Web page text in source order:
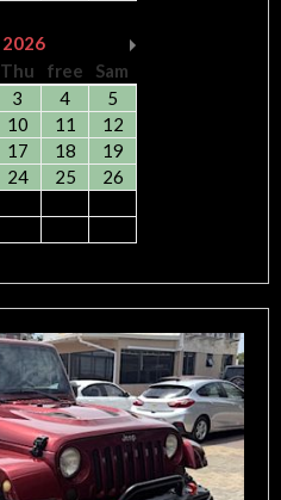
2026
Thu free
Sam
3 4
5
10 11
12
17 18
19
24 25
26